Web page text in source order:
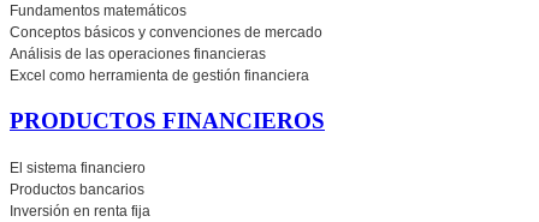
Fundamentos matemáticos
Conceptos básicos y convenciones de mercado
Análisis de las operaciones financieras
Excel como herramienta de gestión financiera
PRODUCTOS FINANCIEROS
El sistema financiero
Productos bancarios
Inversión en renta fija